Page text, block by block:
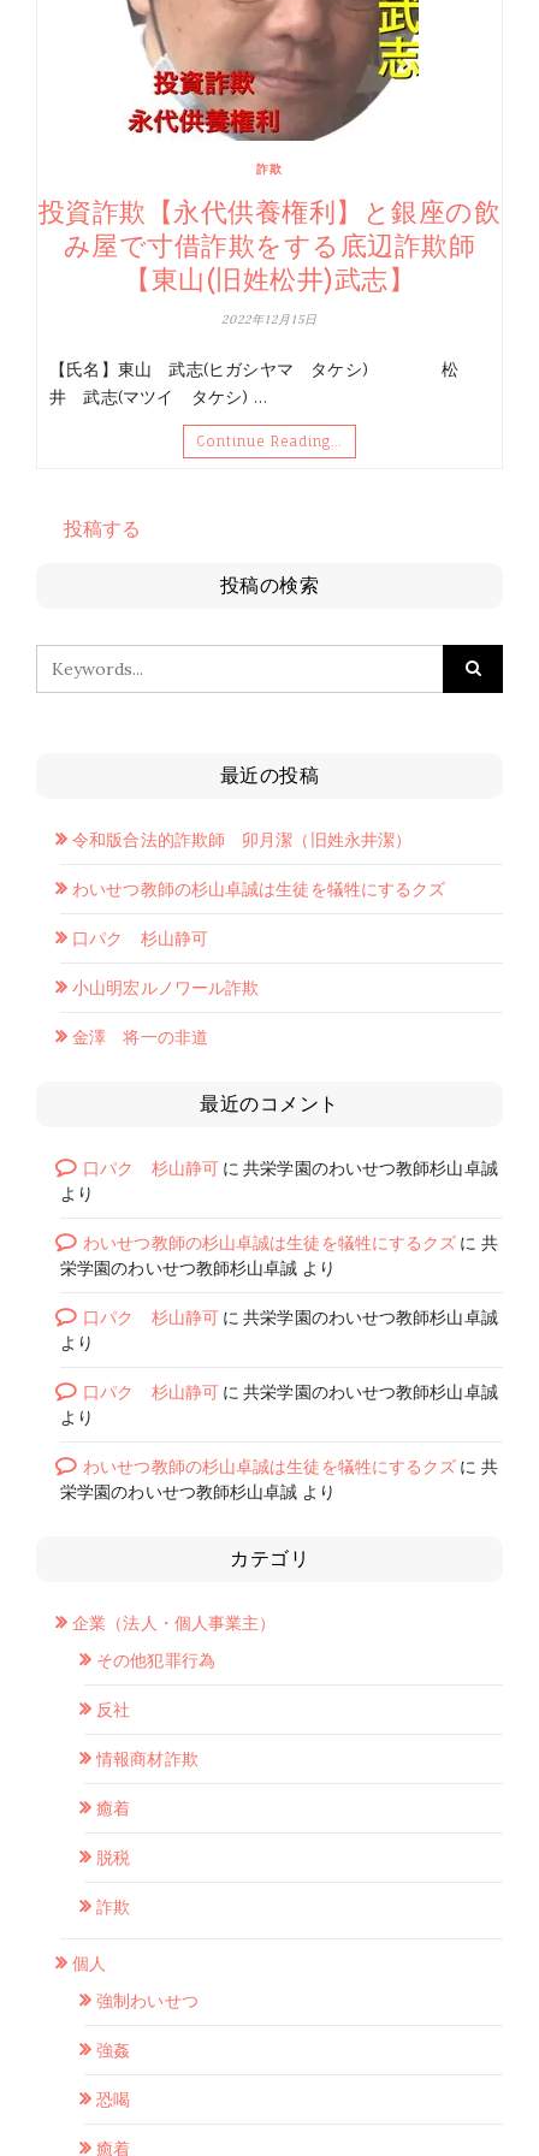
詐欺
投資詐欺【永代供養権利】と銀座の飲
み屋で寸借詐欺をする底辺詐欺師
【東山(旧姓松井)武志】
2022年12月15日
【氏名】東山 武志(ヒガシヤマ タケシ) 松
井 武志(マツイ タケシ) …
Continue Reading…
投稿する
投稿の検索
最近の投稿
令和版合法的詐欺師 卯月潔（旧姓永井潔）
わいせつ教師の杉山卓誠は生徒を犠牲にするクズ
口パク 杉山静可
小山明宏ルノワール詐欺
金澤 将一の非道
最近のコメント
口パク 杉山静可に共栄学園のわいせつ教師杉山卓誠
より
わいせつ教師の杉山卓誠は生徒を犠牲にするクズ に 共
栄学園のわいせつ教師杉山卓誠 より
口パク 杉山静可に共栄学園のわいせつ教師杉山卓誠
より
口パク 杉山静可に共栄学園のわいせつ教師杉山卓誠
より
わいせつ教師の杉山卓誠は生徒を犠牲にするクズ に 共
栄学園のわいせつ教師杉山卓誠 より
カテゴリ
企業（法人・個人事業主）
その他犯罪行為
反社
情報商材詐欺
癒着
脱税
詐欺
個人
強制わいせつ
強姦
恐喝
癒着